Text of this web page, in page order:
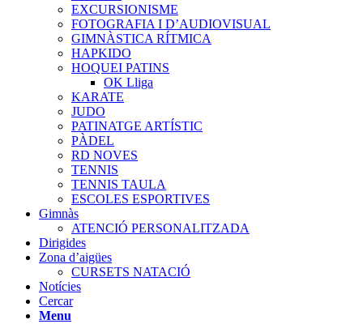
EXCURSIONISME
FOTOGRAFIA I D’AUDIOVISUAL
GIMNÀSTICA RÍTMICA
HAPKIDO
HOQUEI PATINS
OK Lliga
KARATE
JUDO
PATINATGE ARTÍSTIC
PÀDEL
RD NOVES
TENNIS
TENNIS TAULA
ESCOLES ESPORTIVES
Gimnàs
ATENCIÓ PERSONALITZADA
Dirigides
Zona d’aigües
CURSETS NATACIÓ
Notícies
Cercar
Menu